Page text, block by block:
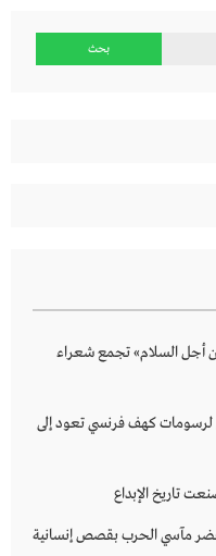
أجل السلام» تجمع شعراء
لرسومات كهف فرنسي تعود إلى
تاريخ الإبداع
مآسي الحرب بقصص إنسانية